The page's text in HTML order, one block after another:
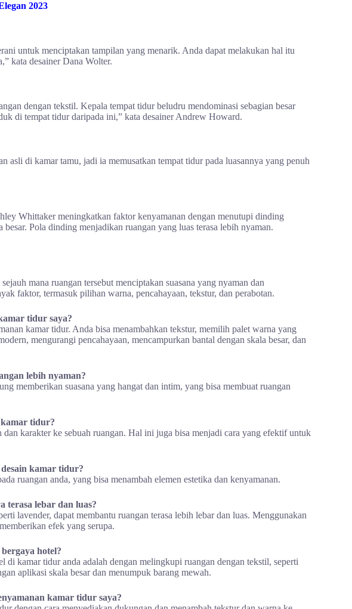
2023
untuk menciptakan tampilan yang menarik. Anda dapat melakukan hal itu
kata desainer Dana Wolter.
dengan tekstil. Kepala tempat tidur beludru mendominasi sebagian besar
di tempat tidur daripada ini,” kata desainer Andrew Howard.
asli di kamar tamu, jadi ia memusatkan tempat tidur pada luasannya yang penuh
Whittaker meningkatkan faktor kenyamanan dengan menutupi dinding
Pola dinding menjadikan ruangan yang luas terasa lebih nyaman.
mana ruangan tersebut menciptakan suasana yang nyaman dan
faktor, termasuk pilihan warna, pencahayaan, tekstur, dan perabotan.
tidur saya?
kamar tidur. Anda bisa menambahkan tekstur, memilih palet warna yang
mengurangi pencahayaan, mencampurkan bantal dengan skala besar, dan
lebih nyaman?
memberikan suasana yang hangat dan intim, yang bisa membuat ruangan
kamar tidur?
karakter ke sebuah ruangan. Hal ini juga bisa menjadi cara yang efektif untuk
kamar tidur?
ruangan anda, yang bisa menambah elemen estetika dan kenyamanan.
terasa lebar dan luas?
lavender, dapat membantu ruangan terasa lebih lebar dan luas. Menggunakan
efek yang serupa.
hotel?
di kamar tidur anda adalah dengan melingkupi ruangan dengan tekstil, seperti
aplikasi skala besar dan menumpuk barang mewah.
kamar tidur saya?